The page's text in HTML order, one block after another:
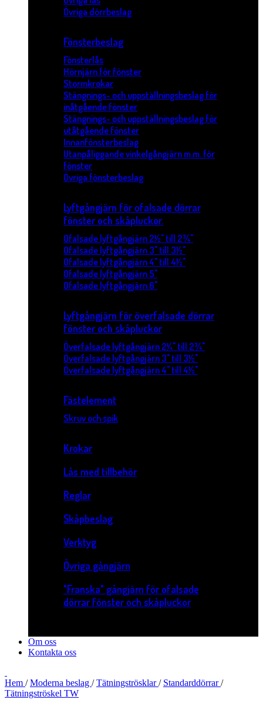
Övriga dörrbeslag
Fönsterbeslag
Fönsterlås
Hörnjärn för fönster
Stormkrokar
Stängnings- och uppställningsbeslag för
inåtgående fönster
Stängnings- och uppställningsbeslag för
utåtgående fönster
Innanfönsterbeslag
Utanpåliggande vinkelgångjärn m.m. för
fönster
Övriga fönsterbeslag
Lyftgångjärn för ofalsade dörrar
fönster och skåpluckor.
Ofalsade lyftgångjärn 2½" till 2¾"
Ofalsade lyftgångjärn 3" till 3½"
Ofalsade lyftgångjärn 4" till 4½"
Ofalsade lyftgångjärn 5"
Ofalsade lyftgångjärn 6"
Lyftgångjärn för överfalsade dörrar
fönster och skåpluckor
Överfalsade lyftgångjärn 2¼" till 2¾"
Överfalsade lyftgångjärn 3" till 3½"
Överfalsade lyftgångjärn 4" till 4½"
Fästelement
Skruv och spik
Krokar
Lås med tillbehör
Reglar
Skåpbeslag
Verktyg
Övriga gångjärn
"Franska" gångjärn för ofalsade
dörrar fönster och skåpluckor
Om oss
Kontakta oss
Hem / Moderna beslag / Tätningströsklar/ Standarddörrar/
Tätningströskel TW